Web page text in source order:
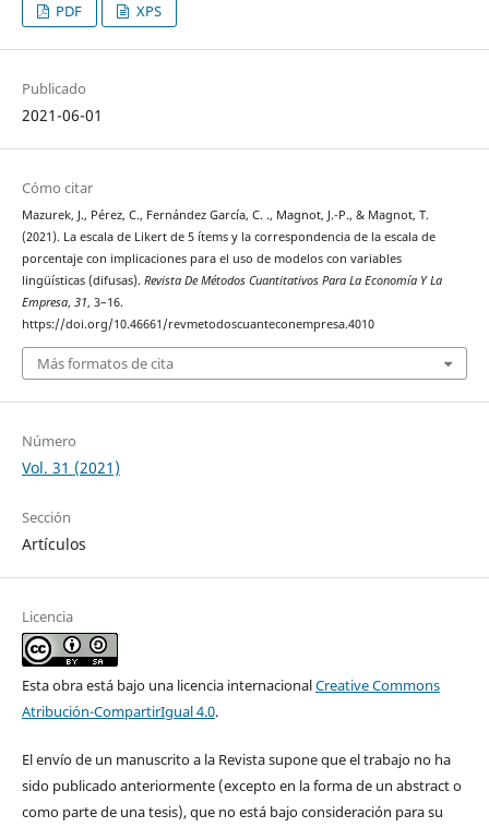
PDF XPS
Publicado
2021-06-01
Cómo citar
Mazurek, J., Pérez, C., Fernández García, C. ., Magnot, J.-P., & Magnot, T.
(2021). La escala de Likert de 5 ítems y la correspondencia de la escala de
porcentaje con implicaciones para el uso de modelos con variables
lingüísticas (difusas). Revista De Métodos Cuantitativos Para La Economía Y La
Empresa, 31, 3–16.
https://doi.org/10.46661/revmetodoscuanteconempresa.4010
Más formatos de cita
Número
Vol. 31 (2021)
Sección
Artículos
Licencia
Esta obra está bajo una licencia internacionalCreative Commons
Atribución-CompartirIgual 4.0.
El envío de un manuscrito a la Revista supone que el trabajo no ha
sido publicado anteriormente (excepto en la forma de un abstract o
como parte de una tesis), que no está bajo consideración para su